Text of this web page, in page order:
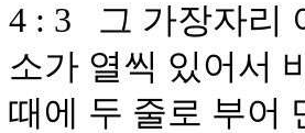
4 : 3 그 가장자리
소가 열씩 있어서
때에 두 줄로 부어